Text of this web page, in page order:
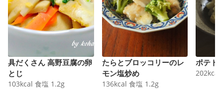
具だくさん 高野豆腐の卵
とじ
103kcal 食塩 1.2g
たらとブロッコリーのレ
モン塩炒め
136kcal 食塩 1.2g
ポテト
202kcal